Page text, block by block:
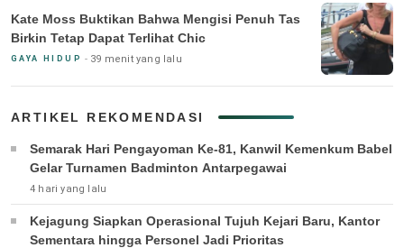
Kate Moss Buktikan Bahwa Mengisi Penuh Tas
Birkin Tetap Dapat Terlihat Chic
GAYA HIDUP 39 menit yang lalu
ARTIKEL REKOMENDASI
Semarak Hari Pengayoman Ke-81, Kanwil Kemenkum Babel
Gelar Turnamen Badminton Antarpegawai
4 hari yang lalu
Kejagung Siapkan Operasional Tujuh Kejari Baru, Kantor
Sementara hingga Personel Jadi Prioritas